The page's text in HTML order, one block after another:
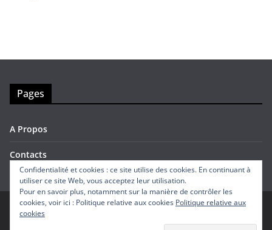
Pages
A Propos
Contacts
. Tous droits réservés.
Confidentialité et cookies : ce site utilise des cookies. En continuant à
utiliser ce site Web, vous acceptez leur utilisation.
Pour en savoir plus, notamment sur la manière de contrôler les
cookies, voir ici : Politique relative aux cookies Politique relative aux
cookies